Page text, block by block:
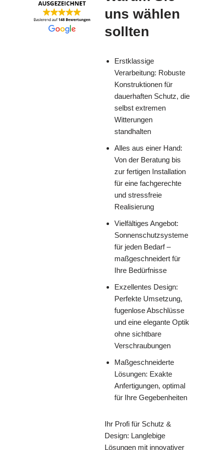
uns wählen
sollten
Erstklassige
Verarbeitung: Robuste
Konstruktionen für
dauerhaften Schutz, die
selbst extremen
Witterungen
standhalten
Alles aus einer Hand:
Von der Beratung bis
zur fertigen Installation
für eine fachgerechte
und stressfreie
Realisierung
Vielfältiges Angebot:
Sonnenschutzsysteme
für jeden Bedarf –
maßgeschneidert für
Ihre Bedürfnisse
Exzellentes Design:
Perfekte Umsetzung,
fugenlose Abschlüsse
und eine elegante Optik
ohne sichtbare
Verschraubungen
Maßgeschneiderte
Lösungen: Exakte
Anfertigungen, optimal
für Ihre Gegebenheiten
Ihr Profi für Schutz &
Design: Langlebige
Lösungen mit innovativer